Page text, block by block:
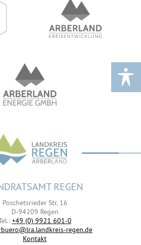
REGEN
Poschetsrieder Str. 16
D-94209 Regen
+49 (0) 9921 601-0
regen.de
Kontakt